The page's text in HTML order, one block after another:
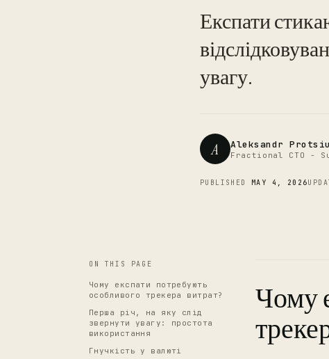
Експати
увагу.
A Aleksandr
Fractional CTO -
PUBLISHED MAY 4, 2026
ON THIS PAGE
Чому експати потребують
особливого трекера витрат?
Перша річ, на яку слід
звернути увагу: простота
використання
Гнучкість у валюті
Чому